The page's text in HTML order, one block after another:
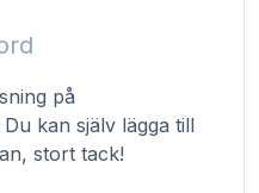
på
kan själv lägga till
stort tack!